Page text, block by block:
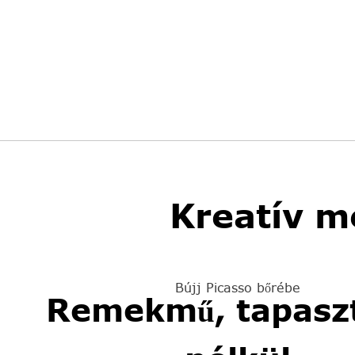
Kreatív
Bújj Picasso bőrébe
Remekmű,